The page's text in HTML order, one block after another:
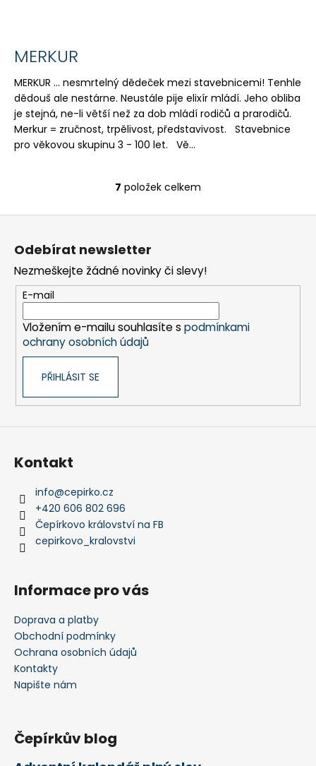
MERKUR
MERKUR ... nesmrtelný dědeček mezi stavebnicemi! Tenhle
dědouš ale nestárne. Neustále pije elixír mládí. Jeho obliba
je stejná, ne-li větší než za dob mládí rodičů a prarodičů.
Merkur = zručnost, trpělivost, představivost. Stavebnice
pro věkovou skupinu 3 - 100 let. Vě...
O
a
c
í
p
r
ý
p
7 položek celkem
Z
Odebírat newsletter
Nezmeškejte žádné novinky či slevy!
E-mail
Vložením e-mailu souhlasíte s podmínkami
ochrany osobních údajů
PŘIHLÁSIT SE
Kontakt
info@cepirko.cz
+420 606 802 696
Čepírkovo království na FB
cepirkovo_kralovstvi
Informace pro vás
Doprava a platby
Obchodní podmínky
Ochrana osobních údajů
Kontakty
Napište nám
Čepírkův blog